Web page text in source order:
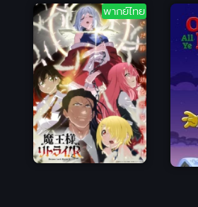
เวทอภินิหาร
ภาค 6
S2)
พิชิ
ภา
พากย์ไทย